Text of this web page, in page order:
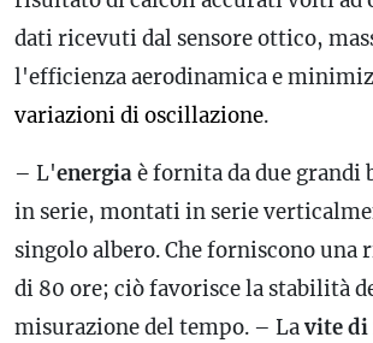
dati ricevuti dal sensore ottico,
l'efficienza aerodinamica e
variazioni di oscillazione.
– L'energiaè fornita da due
in serie, montati in serie
singolo albero. Che forniscono una
di 80 ore; ciò favorisce la stabilità
misurazione del tempo. – Lavite di